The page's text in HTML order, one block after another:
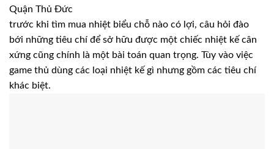
Quận Thủ Đức
trước khi tìm mua nhiệt biểu chỗ nào có lợi, câu hỏi đào
bới những tiêu chí để sở hữu được một chiếc nhiệt kế cân
xứng cũng chính là một bài toán quan trọng. Tùy vào việc
game thủ dùng các loại nhiệt kế gì nhưng gồm các tiêu chí
khác biệt.